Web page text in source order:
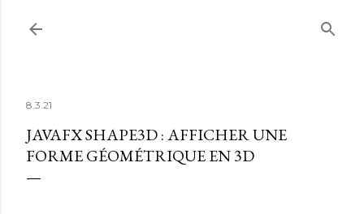
8.3.21
JAVAFX SHAPE3D : AFFICHER UNE
FORME GÉOMÉTRIQUE EN 3D